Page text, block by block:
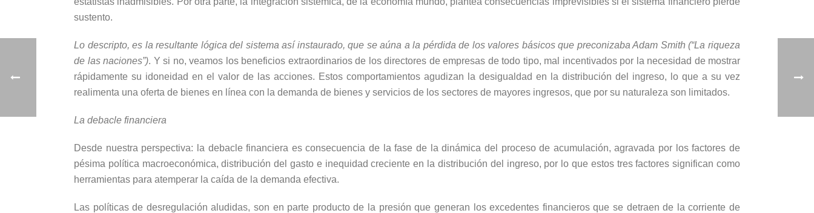
sustento.
Lo descripto, es la resultante lógica del sistema así instaurado, que se aúna a la pérdida de los valores básicos que preconizaba Adam Smith (“La riqueza
de las naciones”). Y si no, veamos los beneficios extraordinarios de los directores de empresas de todo tipo, mal incentivados por la necesidad de mostrar
rápidamente su idoneidad en el valor de las acciones. Estos comportamientos agudizan la desigualdad en la distribución del ingreso, lo que a su vez
realimenta una oferta de bienes en línea con la demanda de bienes y servicios de los sectores de mayores ingresos, que por su naturaleza son limitados.
La debacle financiera
Desde nuestra perspectiva: la debacle financiera es consecuencia de la fase de la dinámica del proceso de acumulación, agravada por los factores de
pésima política macroeconómica, distribución del gasto e inequidad creciente en la distribución del ingreso, por lo que estos tres factores significan como
herramientas para atemperar la caída de la demanda efectiva.
Las políticas de desregulación aludidas, son en parte producto de la presión que generan los excedentes financieros que se detraen de la corriente de